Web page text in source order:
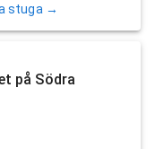
stuga →
på Södra